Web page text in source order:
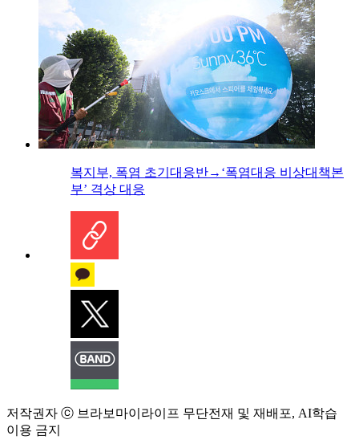
복지부, 폭염 초기대응반→‘폭염대응 비상대책본
부’ 격상 대응
저작권자 ⓒ 브라보마이라이프 무단전재 및 재배포, AI학습
이용 금지